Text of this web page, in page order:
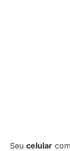
Seu celular